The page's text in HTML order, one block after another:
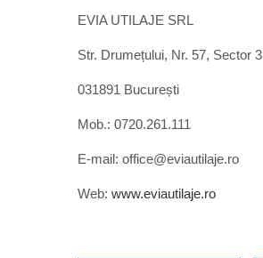
EVIA UTILAJE SRL
Str. Drumețului, Nr. 57, Sector 3
031891 București
Mob.: 0720.261.111
E-mail: office@eviautilaje.ro
Web: www.eviautilaje.ro